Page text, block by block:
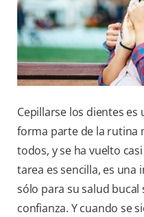
Cepillarse los dientes
forma parte de la rutina
todos, y se ha vuelto
tarea es sencilla, es una
sólo para su salud
confianza. Y cuando se